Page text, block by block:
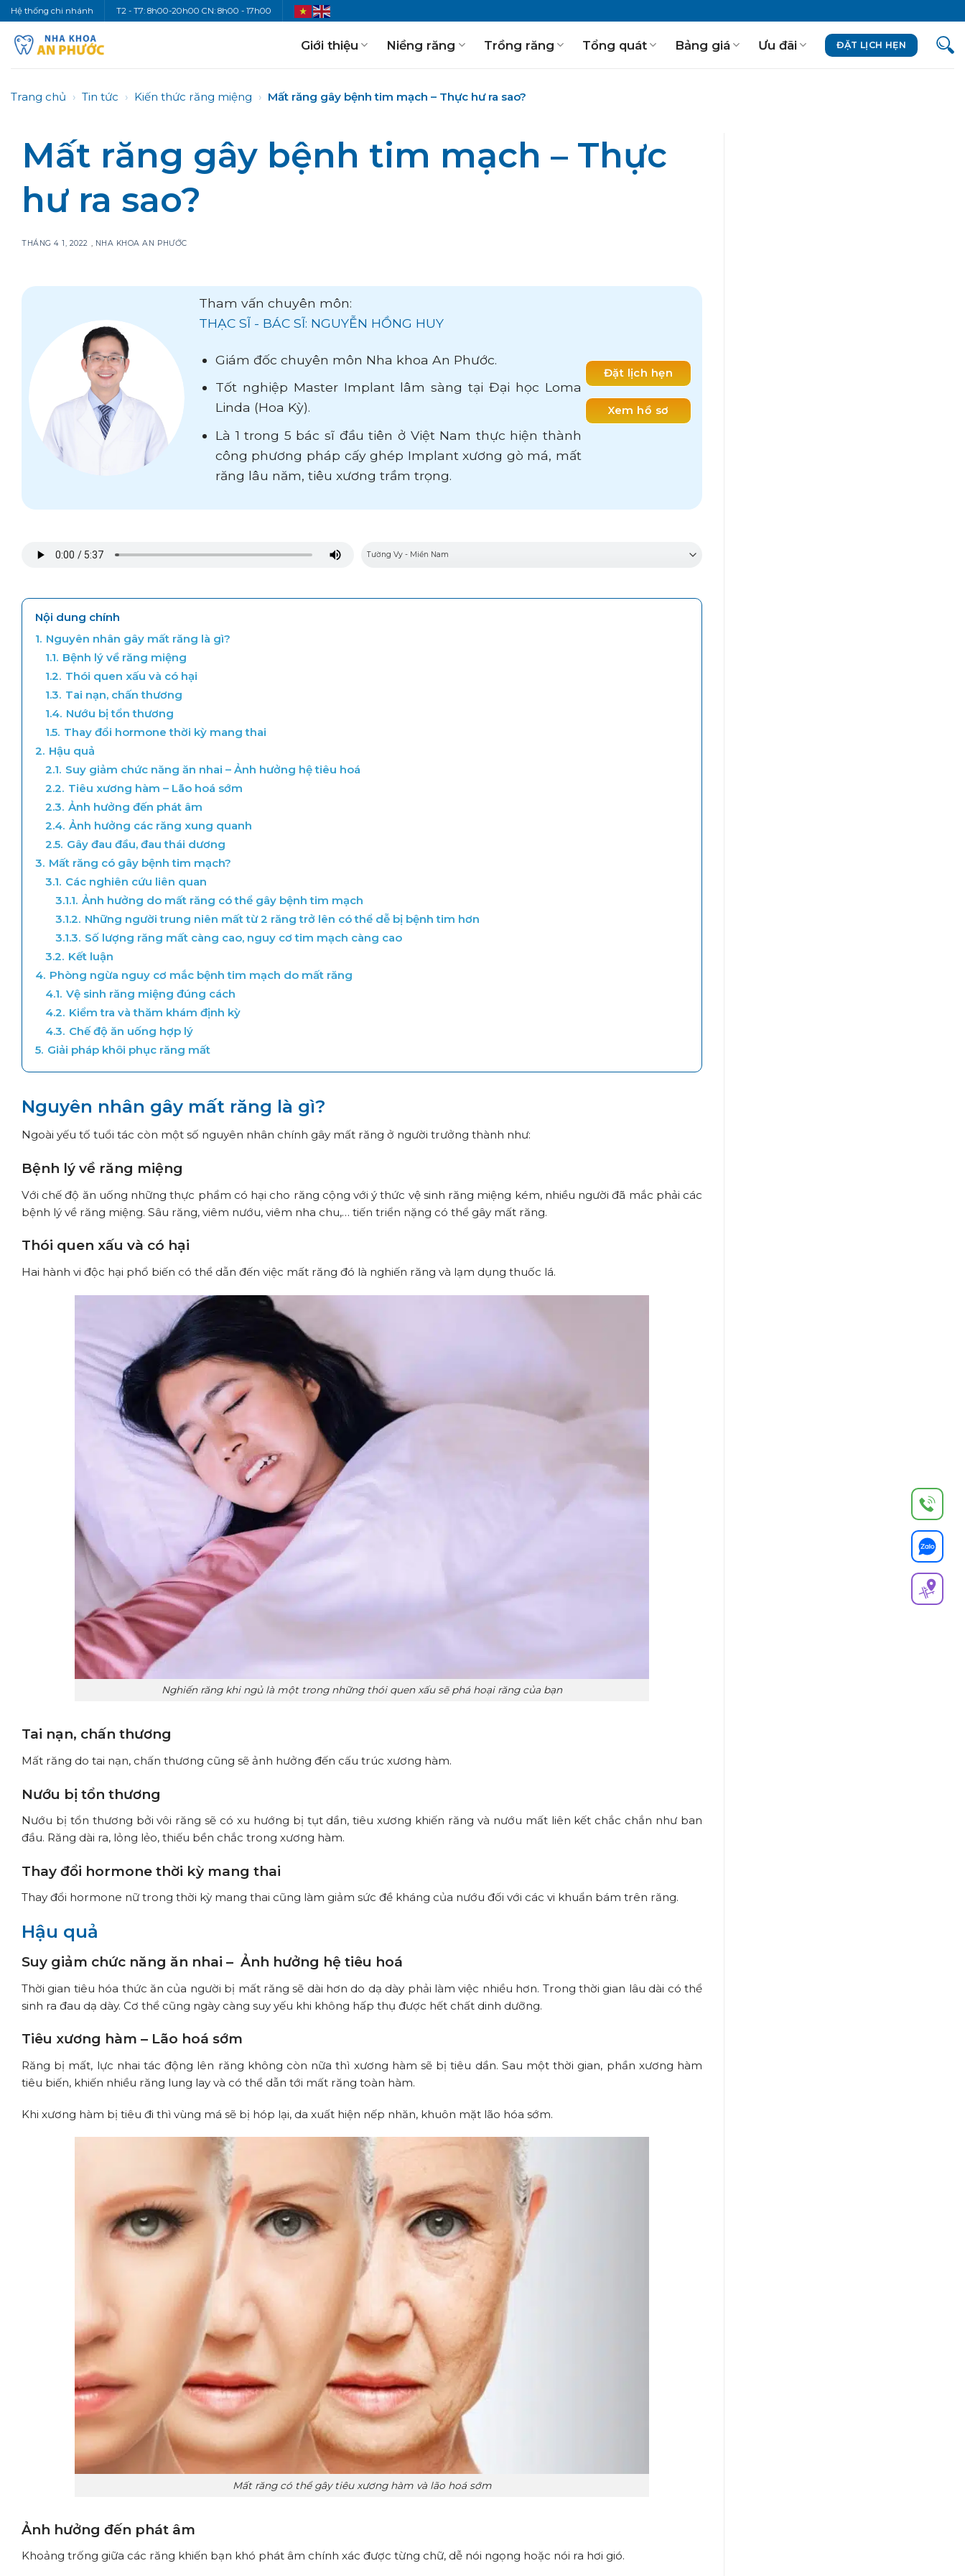
Bỏ
qua
nội
Hệ thống chi nhánh T2 - T7: 8h00-20h00 CN: 8h00 - 17h00
Giới thiệu Niềng răng Trồng răng Tổng quát Bảng giá Ưu đãi ĐẶT LỊCH HẸN
Trang chủ › Tin tức › Kiến thức răng miệng › Mất răng gây bệnh tim mạch – Thực hư ra sao?
Mất răng gây bệnh tim mạch – Thực
hư ra sao?
THÁNG 4 1, 2022 , NHA KHOA AN PHƯỚC
Tham vấn chuyên môn:
THẠC SĨ - BÁC SĨ: NGUYỄN HỒNG HUY
Giám đốc chuyên môn Nha khoa An Phước.
Tốt nghiệp Master Implant lâm sàng tại Đại học Loma
Linda (Hoa Kỳ).
Là 1 trong 5 bác sĩ đầu tiên ở Việt Nam thực hiện thành
công phương pháp cấy ghép Implant xương gò má, mất
răng lâu năm, tiêu xương trầm trọng.
Đặt lịch hẹn
Xem hồ sơ
Nội dung chính
1. Nguyên nhân gây mất răng là gì?
1.1. Bệnh lý về răng miệng
1.2. Thói quen xấu và có hại
1.3. Tai nạn, chấn thương
1.4. Nướu bị tổn thương
1.5. Thay đổi hormone thời kỳ mang thai
2. Hậu quả
2.1. Suy giảm chức năng ăn nhai – Ảnh hưởng hệ tiêu hoá
2.2. Tiêu xương hàm – Lão hoá sớm
2.3. Ảnh hưởng đến phát âm
2.4. Ảnh hưởng các răng xung quanh
2.5. Gây đau đầu, đau thái dương
3. Mất răng có gây bệnh tim mạch?
3.1. Các nghiên cứu liên quan
3.1.1. Ảnh hưởng do mất răng có thể gây bệnh tim mạch
3.1.2. Những người trung niên mất từ 2 răng trở lên có thể dễ bị bệnh tim hơn
3.1.3. Số lượng răng mất càng cao, nguy cơ tim mạch càng cao
3.2. Kết luận
4. Phòng ngừa nguy cơ mắc bệnh tim mạch do mất răng
4.1. Vệ sinh răng miệng đúng cách
4.2. Kiểm tra và thăm khám định kỳ
4.3. Chế độ ăn uống hợp lý
5. Giải pháp khôi phục răng mất
Nguyên nhân gây mất răng là gì?
Ngoài yếu tố tuổi tác còn một số nguyên nhân chính gây mất răng ở người trưởng thành như:
Bệnh lý về răng miệng
Với chế độ ăn uống những thực phẩm có hại cho răng cộng với ý thức vệ sinh răng miệng kém, nhiều người đã mắc phải các
bệnh lý về răng miệng. Sâu răng, viêm nướu, viêm nha chu,… tiến triển nặng có thể gây mất răng.
Thói quen xấu và có hại
Hai hành vi độc hại phổ biến có thể dẫn đến việc mất răng đó là nghiến răng và lạm dụng thuốc lá.
Nghiến răng khi ngủ là một trong những thói quen xấu sẽ phá hoại răng của bạn
Tai nạn, chấn thương
Mất răng do tai nạn, chấn thương cũng sẽ ảnh hưởng đến cấu trúc xương hàm.
Nướu bị tổn thương
Nướu bị tổn thương bởi vôi răng sẽ có xu hướng bị tụt dần, tiêu xương khiến răng và nướu mất liên kết chắc chắn như ban
đầu. Răng dài ra, lỏng lẻo, thiếu bền chắc trong xương hàm.
Thay đổi hormone thời kỳ mang thai
Thay đổi hormone nữ trong thời kỳ mang thai cũng làm giảm sức đề kháng của nướu đối với các vi khuẩn bám trên răng.
Hậu quả
Suy giảm chức năng ăn nhai – Ảnh hưởng hệ tiêu hoá
Thời gian tiêu hóa thức ăn của người bị mất răng sẽ dài hơn do dạ dày phải làm việc nhiều hơn. Trong thời gian lâu dài có thể
sinh ra đau dạ dày. Cơ thể cũng ngày càng suy yếu khi không hấp thụ được hết chất dinh dưỡng.
Tiêu xương hàm – Lão hoá sớm
Răng bị mất, lực nhai tác động lên răng không còn nữa thì xương hàm sẽ bị tiêu dần. Sau một thời gian, phần xương hàm
tiêu biến, khiến nhiều răng lung lay và có thể dẫn tới mất răng toàn hàm.
Khi xương hàm bị tiêu đi thì vùng má sẽ bị hóp lại, da xuất hiện nếp nhăn, khuôn mặt lão hóa sớm.
Mất răng có thể gây tiêu xương hàm và lão hoá sớm
Ảnh hưởng đến phát âm
Khoảng trống giữa các răng khiến bạn khó phát âm chính xác được từng chữ, dễ nói ngọng hoặc nói ra hơi gió.